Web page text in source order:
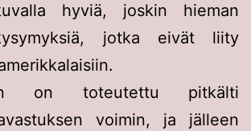
hyviä, joskin hieman
jotka eivät liity
on toteutettu pitkälti
voimin, ja jälleen